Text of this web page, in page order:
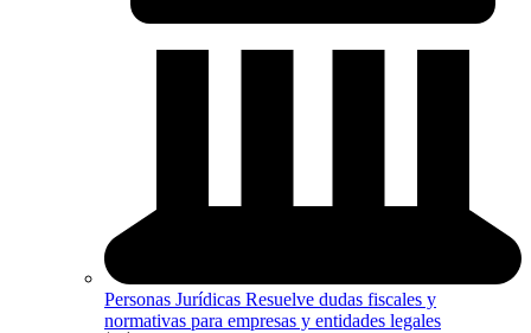
Personas Jurídicas Resuelve dudas fiscales y
normativas para empresas y entidades legales